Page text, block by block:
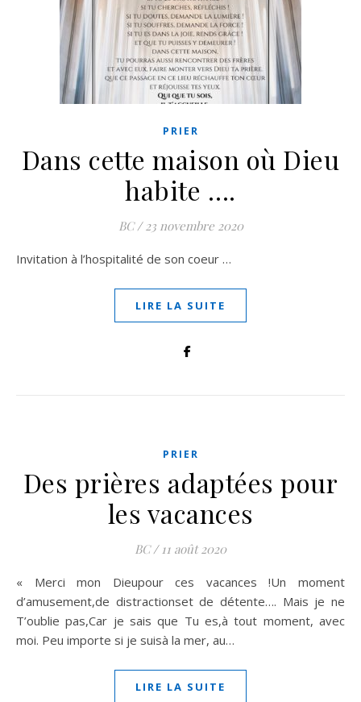
PRIER
Dans cette maison où Dieu
habite ….
BC / 23 novembre 2020
Invitation à l’hospitalité de son coeur …
LIRE LA SUITE
PRIER
Des prières adaptées pour
les vacances
BC / 11 août 2020
« Merci mon Dieupour ces vacances !Un moment
d’amusement,de distractionset de détente…. Mais je ne
T’oublie pas,Car je sais que Tu es,à tout moment, avec
moi. Peu importe si je suisà la mer, au…
LIRE LA SUITE